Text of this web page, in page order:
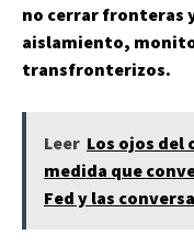
no cerrar fronteras
aislamiento,
transfronterizos.
Leer Los ojos del
medida que
Fed y las